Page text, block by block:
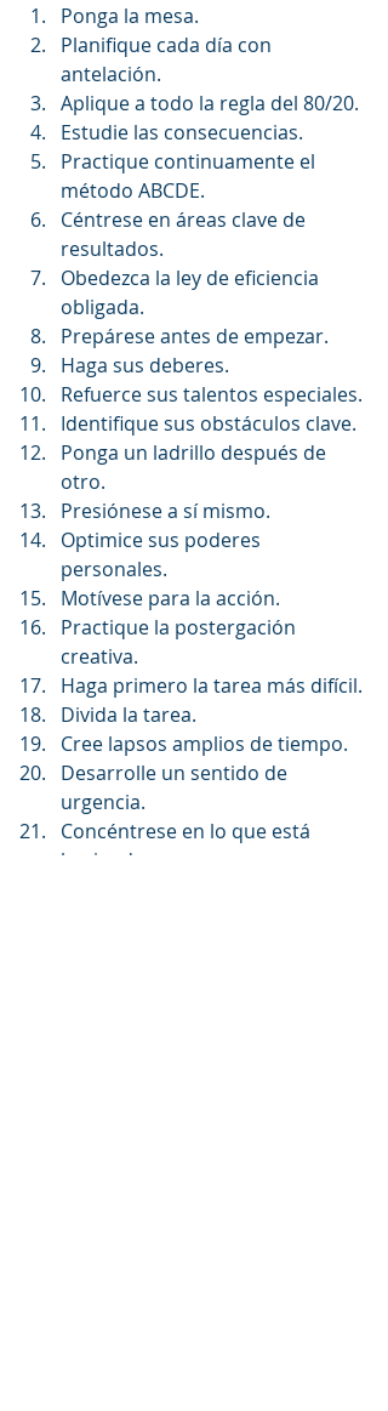
Ponga la mesa.
Planifique cada día con
antelación.
Aplique a todo la regla del 80/20.
Estudie las consecuencias.
Practique continuamente el
método ABCDE.
Céntrese en áreas clave de
resultados.
Obedezca la ley de eficiencia
obligada.
Prepárese antes de empezar.
Haga sus deberes.
Refuerce sus talentos especiales.
Identifique sus obstáculos clave.
Ponga un ladrillo después de
otro.
Presiónese a sí mismo.
Optimice sus poderes
personales.
Motívese para la acción.
Practique la postergación
creativa.
Haga primero la tarea más difícil.
Divida la tarea.
Cree lapsos amplios de tiempo.
Desarrolle un sentido de
urgencia.
Concéntrese en lo que está
haciendo.